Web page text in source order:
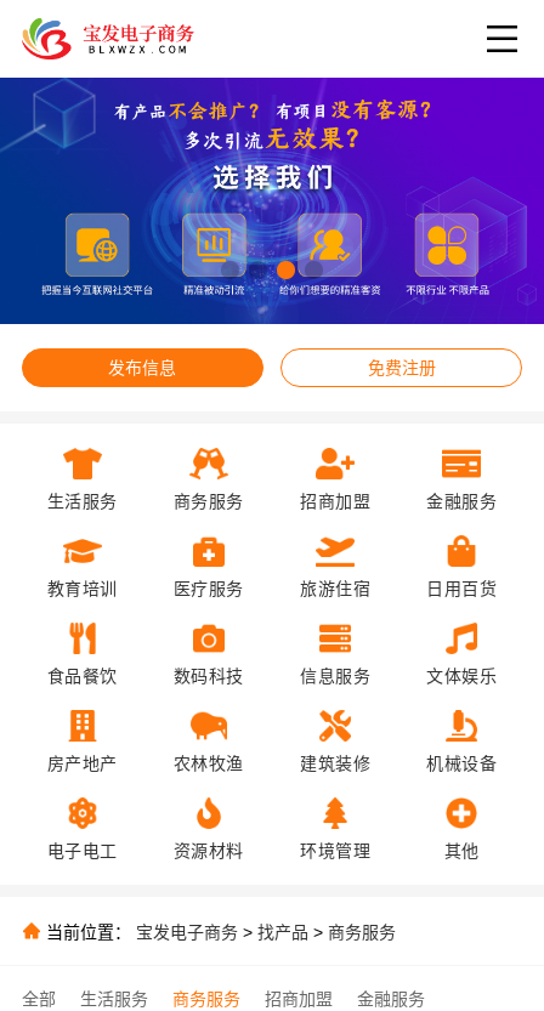
发布信息 免费注册
生活服务 商务服务 招商加盟 金融服务
教育培训 医疗服务 旅游住宿 日用百货
食品餐饮 数码科技 信息服务 文体娱乐
房产地产 农林牧渔 建筑装修 机械设备
电子电工 资源材料 环境管理 其他
当前位置： 宝发电子商务 > 找产品 > 商务服务
全部 生活服务 商务服务 招商加盟
金融服务